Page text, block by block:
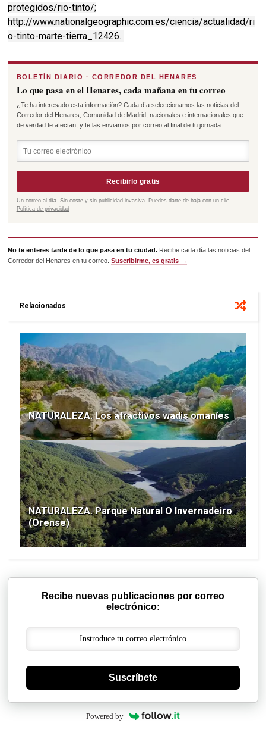
protegidos/rio-tinto/;
http://www.nationalgeographic.com.es/ciencia/actualidad/ri
o-tinto-marte-tierra_12426.
BOLETÍN DIARIO · CORREDOR DEL HENARES
Lo que pasa en el Henares, cada mañana en tu correo
¿Te ha interesado esta información? Cada día seleccionamos las noticias del
Corredor del Henares, Comunidad de Madrid, nacionales e internacionales que
de verdad te afectan, y te las enviamos por correo al final de tu jornada.
Recibirlo gratis
Un correo al día. Sin coste y sin publicidad invasiva. Puedes darte de baja con un clic.
Política de privacidad
No te enteres tarde de lo que pasa en tu ciudad. Recibe cada día las noticias del
Corredor del Henares en tu correo.Suscribirme, es gratis →
Relacionados
NATURALEZA. Los atractivos wadis omaníes
NATURALEZA. Parque Natural O Invernadeiro
(Orense)
Recibe nuevas publicaciones por correo
electrónico:
Suscríbete
Powered by